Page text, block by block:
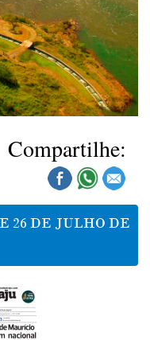
Compartilhe:
26 DE JULHO DE